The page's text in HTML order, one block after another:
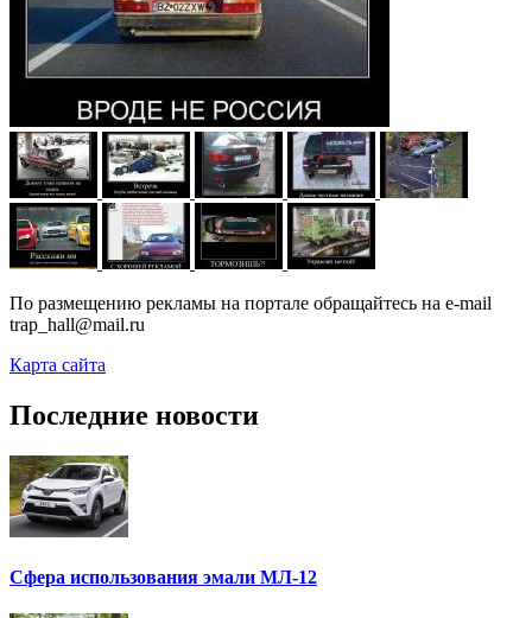
По размещению рекламы на портале обращайтесь на e-mail
trap_hall@mail.ru
Карта сайта
Последние новости
Сфера использования эмали МЛ-12